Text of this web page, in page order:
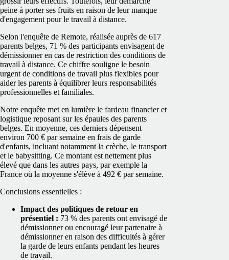
peine à porter ses fruits en raison de leur manque
d'engagement pour le travail à distance.
Selon l'enquête de Remote, réalisée auprès de 617
parents belges, 71 % des participants envisagent de
démissionner en cas de restriction des conditions de
travail à distance. Ce chiffre souligne le besoin
urgent de conditions de travail plus flexibles pour
aider les parents à équilibrer leurs responsabilités
professionnelles et familiales.
Notre enquête met en lumière le fardeau financier et
logistique reposant sur les épaules des parents
belges. En moyenne, ces derniers dépensent
environ 700 € par semaine en frais de garde
d'enfants, incluant notamment la crèche, le transport
et le babysitting. Ce montant est nettement plus
élevé que dans les autres pays, par exemple la
France où la moyenne s'élève à 492 € par semaine.
Conclusions essentielles :
Impact des politiques de retour en
présentiel : 73 % des parents ont envisagé de
démissionner ou encouragé leur partenaire à
démissionner en raison des difficultés à gérer
la garde de leurs enfants pendant les heures
de travail.